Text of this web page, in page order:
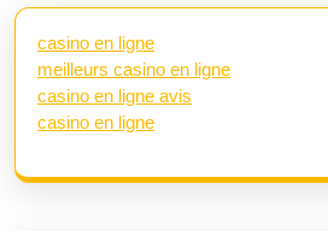
casino en ligne
meilleurs casino en ligne
casino en ligne avis
casino en ligne